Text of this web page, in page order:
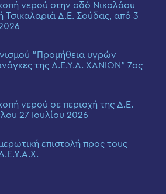
νερού στην οδό Νικολάου
Τσικαλαριά Δ.Ε. Σούδας, από 3
“Προμήθεια υγρών
της Δ.Ε.Υ.Α. ΧΑΝΙΩΝ” 7ος
νερού σε περιοχή της Δ.Ε.
27 Ιουλίου 2026
επιστολή προς τους